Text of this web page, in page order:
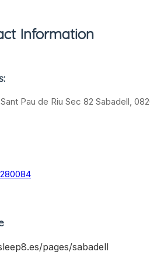
Information
Pau de Riu Sec 82 Sabadell,
pages/sabadell